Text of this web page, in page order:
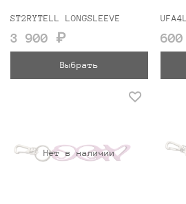
ST2RYTELL LONGSLEEVE
3 900 ₽
Выбрать
Нет в наличии